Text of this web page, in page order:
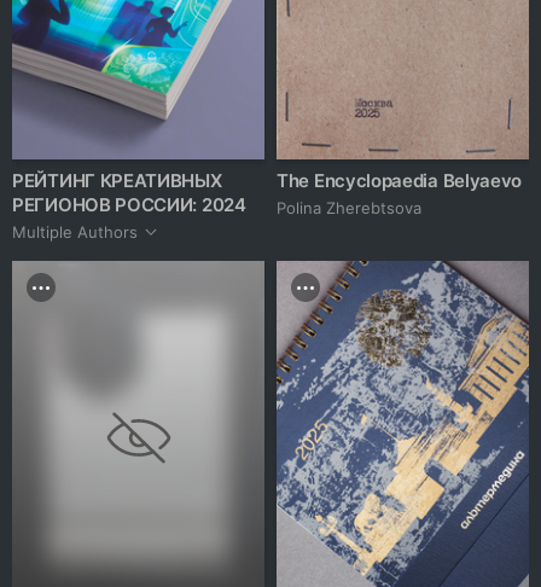
РЕЙТИНГ КРЕАТИВНЫХ
РЕГИОНОВ РОССИИ: 2024
Multiple Authors
The Encyclopaedia Belyaevo
Polina Zherebtsova